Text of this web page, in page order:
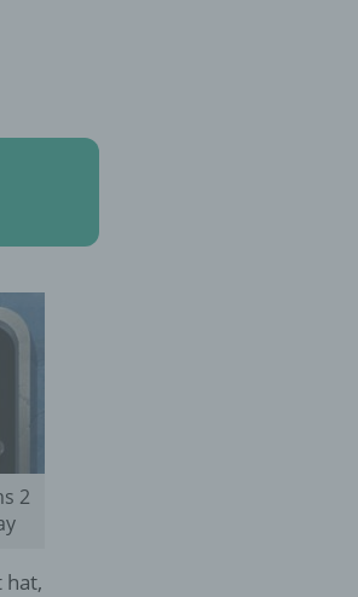
2
hat,